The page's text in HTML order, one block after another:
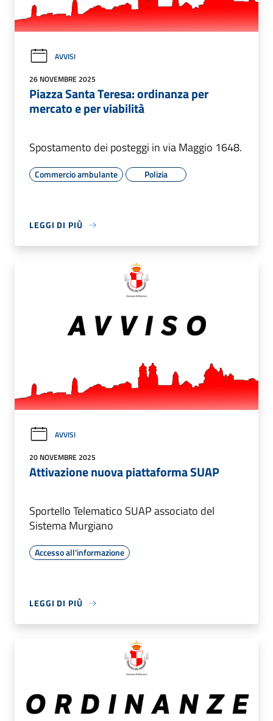
AVVISI
26 NOVEMBRE 2025
Piazza Santa Teresa: ordinanza per
mercato e per viabilità
Spostamento dei posteggi in via Maggio 1648.
Commercio ambulante Polizia
LEGGI DI PIÙ
AVVISI
20 NOVEMBRE 2025
Attivazione nuova piattaforma SUAP
Sportello Telematico SUAP associato del
Sistema Murgiano
Accesso all'informazione
LEGGI DI PIÙ